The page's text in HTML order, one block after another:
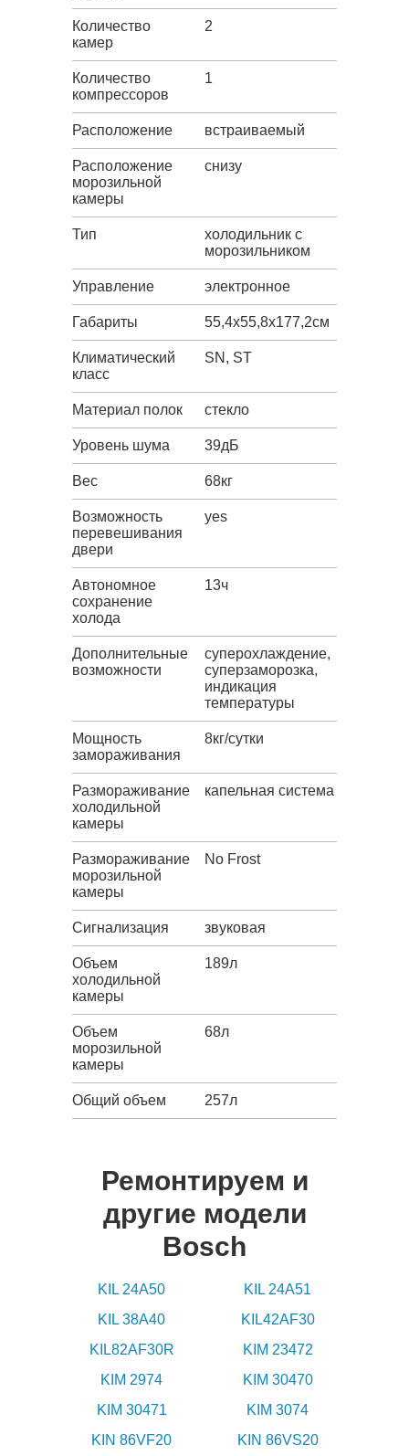
Количество
камер
2
Количество
компрессоров
1
Расположение встраиваемый
Расположение
морозильной
камеры
снизу
Тип
холодильник с
морозильником
Управление электронное
Габариты 55,4х55,8х177,2см
Климатический
класс
SN, ST
Материал полок стекло
Уровень шума 39дБ
Вес 68кг
Возможность
перевешивания
двери
yes
Автономное
сохранение
холода
13ч
Дополнительные
возможности
суперохлаждение,
суперзаморозка,
индикация
температуры
Мощность
замораживания
8кг/сутки
Размораживание
холодильной
камеры
капельная система
Размораживание
морозильной
камеры
No Frost
Сигнализация звуковая
Объем
холодильной
камеры
189л
Объем
морозильной
камеры
68л
Общий объем 257л
Ремонтируем и
другие модели
Bosch
KIL 24A50
KIL 24A51
KIL 38A40
KIL42AF30
KIL82AF30R
KIM 23472
KIM 2974
KIM 30470
KIM 30471
KIM 3074
KIN 86VF20
KIN 86VS20